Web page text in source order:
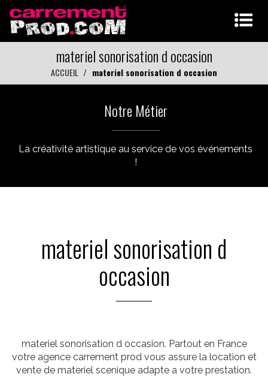
materiel sonorisation d occasion
ACCUEIL materiel sonorisation d occasion
Notre Métier
La créativité artistique au service de vos événements
!
materiel sonorisation d
occasion
materiel sonorisation d occasion. Partout en France
votre agence carrement prod vous assure la location et
vente de materiel scenique adapte a votre prestation.